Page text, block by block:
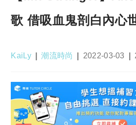
歌 借吸血鬼剖白內心
Post
KaiLy
Post
潮流時尚
Post
2022-03-03